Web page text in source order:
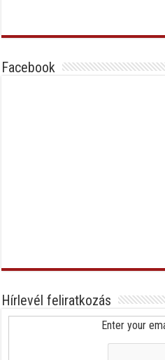
Facebook
Hírlevél feliratkozás
Enter your